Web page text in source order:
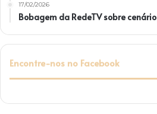
17/02/2026
Bobagem da RedeTV sobre cenário
Encontre-nos no Facebook